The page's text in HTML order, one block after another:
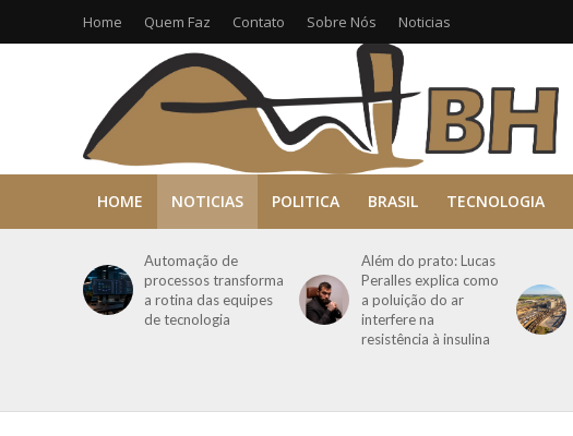
Home Quem Faz Contato Sobre Nós Noticias
HOME NOTICIAS POLITICA BRASIL TECNOLOGIA
Automação de
processos transforma
a rotina das equipes
de tecnologia
Além do prato: Lucas
Peralles explica como
a poluição do ar
interfere na
resistência à insulina